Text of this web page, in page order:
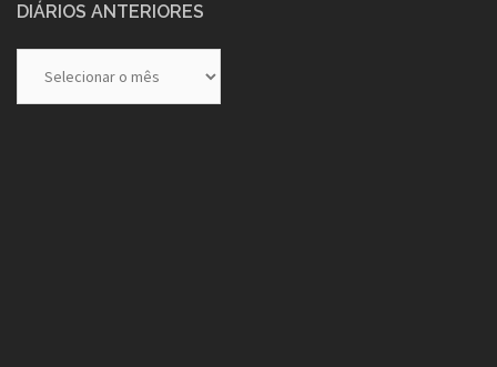
DIÁRIOS ANTERIORES
Anteriores